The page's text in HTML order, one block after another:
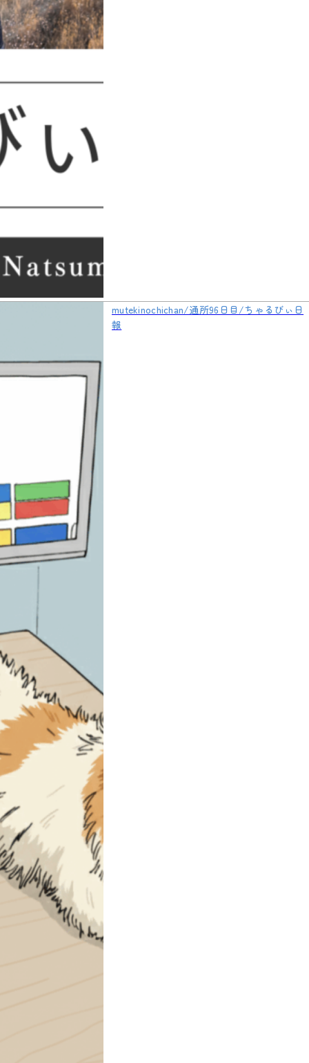
mutekinochichan/通所96日目/ちゃるびぃ日
報